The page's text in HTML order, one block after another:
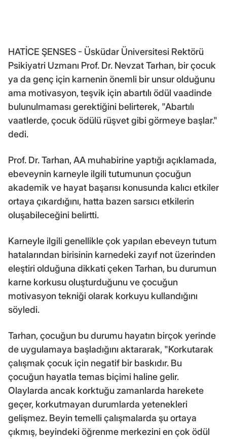
HATİCE ŞENSES - Üsküdar Üniversitesi Rektörü
Psikiyatri Uzmanı Prof. Dr. Nevzat Tarhan, bir çocuk
ya da genç için karnenin önemli bir unsur olduğunu
ama motivasyon, teşvik için abartılı ödül vaadinde
bulunulmaması gerektiğini belirterek, "Abartılı
vaatlerde, çocuk ödülü rüşvet gibi görmeye başlar."
dedi.
Prof. Dr. Tarhan, AA muhabirine yaptığı açıklamada,
ebeveynin karneyle ilgili tutumunun çocuğun
akademik ve hayat başarısı konusunda kalıcı etkiler
ortaya çıkardığını, hatta bazen sarsıcı etkilerin
oluşabileceğini belirtti.
Karneyle ilgili genellikle çok yapılan ebeveyn tutum
hatalarından birisinin karnedeki zayıf not üzerinden
eleştiri olduğuna dikkati çeken Tarhan, bu durumun
karne korkusu oluşturduğunu ve çocuğun
motivasyon tekniği olarak korkuyu kullandığını
söyledi.
Tarhan, çocuğun bu durumu hayatın birçok yerinde
de uygulamaya başladığını aktararak, "Korkutarak
çalışmak çocuk için negatif bir baskıdır. Bu
çocuğun hayatla temas biçimi haline gelir.
Olaylarda ancak korktuğu zamanlarda harekete
geçer, korkutmayan durumlarda yetenekleri
gelişmez. Beyin temelli çalışmalarda şu ortaya
çıkmış, beyindeki öğrenme merkezini en çok ödül